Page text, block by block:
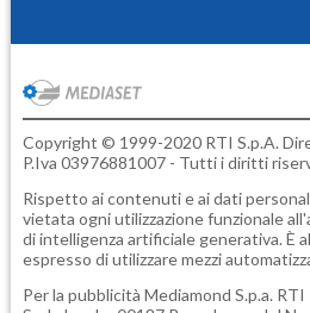
Copyright © 1999-2020 RTI S.p.A.
P.Iva 03976881007 - Tutti i diritti
Rispetto ai contenuti e ai dati
vietata ogni utilizzazione funzionale
di intelligenza artificiale generativa. È
espresso di utilizzare mezzi
Per la pubblicità Mediamond S.p.a. RTI